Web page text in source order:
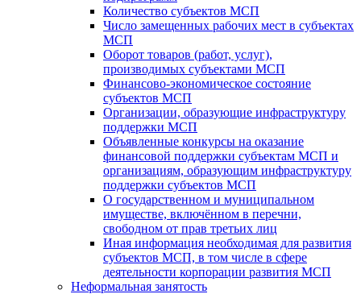
Количество субъектов МСП
Число замещенных рабочих мест в субъектах
МСП
Оборот товаров (работ, услуг),
производимых субъектами МСП
Финансово-экономическое состояние
субъектов МСП
Организации, образующие инфраструктуру
поддержки МСП
Объявленные конкурсы на оказание
финансовой поддержки субъектам МСП и
организациям, образующим инфраструктуру
поддержки субъектов МСП
О государственном и муниципальном
имуществе, включённом в перечни,
свободном от прав третьих лиц
Иная информация необходимая для развития
субъектов МСП, в том числе в сфере
деятельности корпорации развития МСП
Неформальная занятость